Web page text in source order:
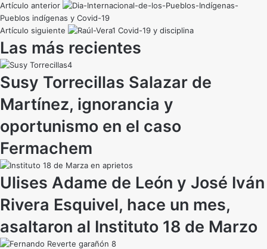
Artículo anterior
Pueblos indígenas y Covid-19
Artículo siguiente
Covid-19 y disciplina
Las más recientes
Susy Torrecillas Salazar de
Martínez, ignorancia y
oportunismo en el caso
Fermachem
Ulises Adame de León y José Iván
Rivera Esquivel, hace un mes,
asaltaron al Instituto 18 de Marzo